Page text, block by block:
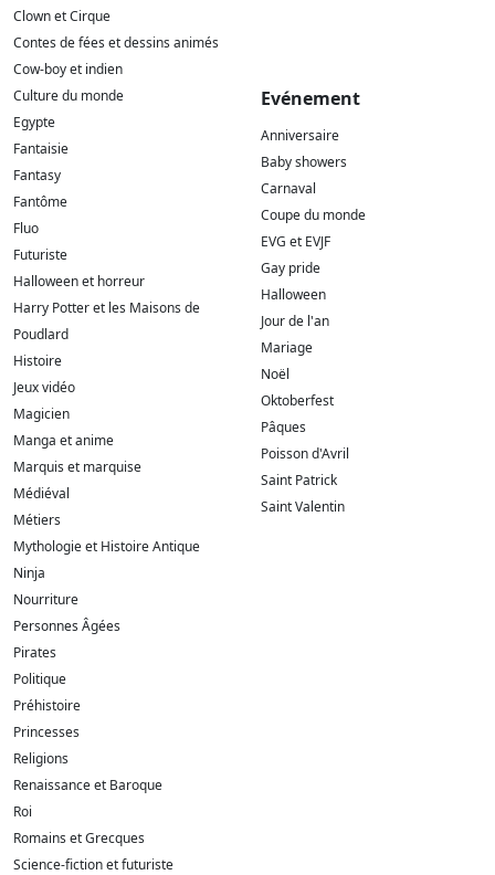
Clown et Cirque
Contes de fées et dessins animés
Cow-boy et indien
Culture du monde
Egypte
Fantaisie
Fantasy
Fantôme
Fluo
Futuriste
Halloween et horreur
Harry Potter et les Maisons de
Poudlard
Histoire
Jeux vidéo
Magicien
Manga et anime
Marquis et marquise
Médiéval
Métiers
Mythologie et Histoire Antique
Ninja
Nourriture
Personnes Âgées
Pirates
Politique
Préhistoire
Princesses
Religions
Renaissance et Baroque
Roi
Romains et Grecques
Science-fiction et futuriste
Evénement
Anniversaire
Baby showers
Carnaval
Coupe du monde
EVG et EVJF
Gay pride
Halloween
Jour de l'an
Mariage
Noël
Oktoberfest
Pâques
Poisson d'Avril
Saint Patrick
Saint Valentin